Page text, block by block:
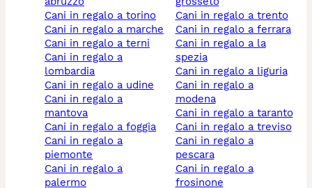
cani in regalo a torino
cani in regalo a marche
cani in regalo a terni
cani in regalo a
lombardia
cani in regalo a udine
cani in regalo a
mantova
cani in regalo a foggia
cani in regalo a
piemonte
cani in regalo a
palermo
cani in regalo a trento
cani in regalo a ferrara
cani in regalo a la
spezia
cani in regalo a liguria
cani in regalo a
modena
cani in regalo a taranto
cani in regalo a treviso
cani in regalo a
pescara
cani in regalo a
frosinone